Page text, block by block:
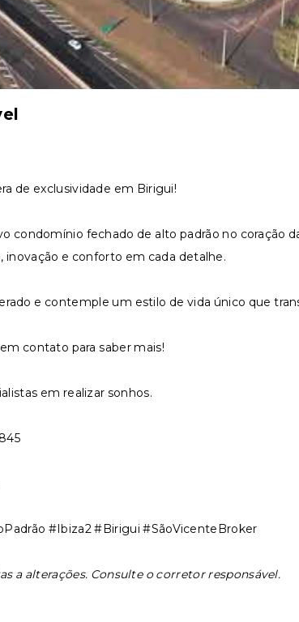
de exclusividade em Birigui!
condomínio fechado de alto padrão no coração
inovação e conforto em cada detalhe.
e contemple um estilo de vida único que
contato para saber mais!
em realizar sonhos.
#Ibiza2 #Birigui #SãoVicenteBroker
a alterações. Consulte o corretor responsável.